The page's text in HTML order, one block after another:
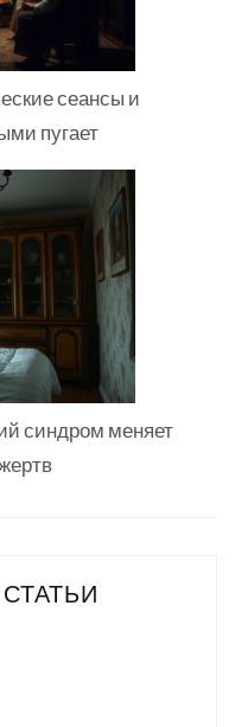
сеансы и
пугает
синдром меняет